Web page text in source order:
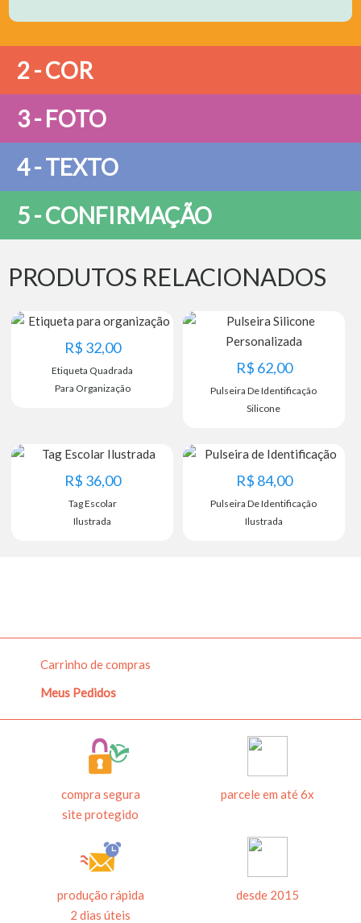
2 - COR
VOLTAR AVANÇAR
3 - FOTO
4 - TEXTO
5 - CONFIRMAÇÃO
1
PRODUTOS RELACIONADOS
R$ 32,00
Etiqueta Quadrada
Para Organização
R$ 62,00
Pulseira De Identificação
Silicone
R$ 36,00
Tag Escolar
Ilustrada
R$ 84,00
Pulseira De Identificação
Ilustrada
Carrinho de compras
Meus Pedidos
compra segura
site protegido
parcele em até 6x
produção rápida
2 dias úteis
desde 2015